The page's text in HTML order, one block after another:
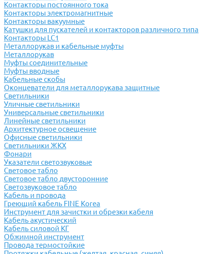
Контакторы постоянного тока
Контакторы электромагнитные
Контакторы вакуумные
Катушки для пускателей и контакторов различного типа
Контакторы LC1
Металлорукав и кабельные муфты
Металлорукав
Муфты соединительные
Муфты вводные
Кабельные скобы
Оконцеватели для металлорукава защитные
Светильники
Уличные светильники
Универсальные светильники
Линейные светильники
Архитектурное освещение
Офисные светильники
Светильники ЖКХ
Фонари
Указатели светозвуковые
Световое табло
Световое табло двусторонние
Светозвуковое табло
Кабель и провода
Греющий кабель FINE Korea
Инструмент для зачистки и обрезки кабеля
Кабель акустический
Кабель силовой КГ
Обжимной инструмент
Провода термостойкие